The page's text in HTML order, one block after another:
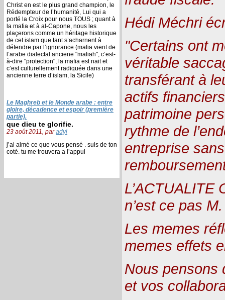
Christ en est le plus grand champion, le
Rédempteur de l’humanité, Lui qui a
porté la Croix pour nous TOUS ; quant à
la mafia et à al-Capone, nous les
plaçerons comme un héritage historique
de cet islam que tant s’acharnent à
défendre par l’ignorance (mafia vient de
l’arabe dialectal anciene "mafiah", c’est-
à-dire "protection", la mafia est nait et
c’est culturellement radiquée dans une
ancienne terre d’islam, la Sicile)
Le Maghreb et le Monde arabe : entre
gloire, décadence et espoir (première
partie).
que dieu te glorifie.
23 août 2011, paradyl
j’ai aimé ce que vous pensé . suis de ton
coté. tu me trouvera a l’appui
Hédi Méchri
"Certains ont
véritable
transférant à
actifs
patrimoine
rythme de
entreprise
L’ACTUALITE
n’est ce pas
Les memes
memes effets
Nous pensons
et vos